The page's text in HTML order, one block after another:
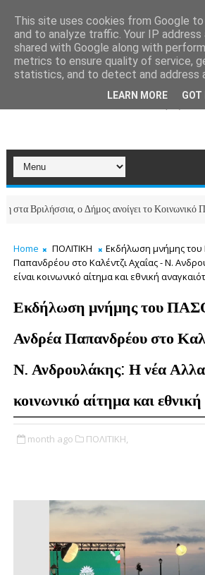
ο Δήμος ανοίγει το Κοινωνικό
Home ΠΟΛΙΤΙΚΗ
Εκδήλωση μνήμης του
Παπανδρέου στο Καλέντζι Αχαΐας - Ν.
είναι κοινωνικό αίτημα και εθνική
Εκδήλωση μνήμης του
Ανδρέα Παπανδρέου στο
Ν. Ανδρουλάκης: Η νέα
κοινωνικό αίτημα και
month ago ΠΟΛΙΤΙΚΗ,
This site uses cookies from Google
and to analyze traffic. Your IP address
shared with Google along with
metrics to ensure quality of service,
statistics, and to detect and address
LEARN MORE GOT